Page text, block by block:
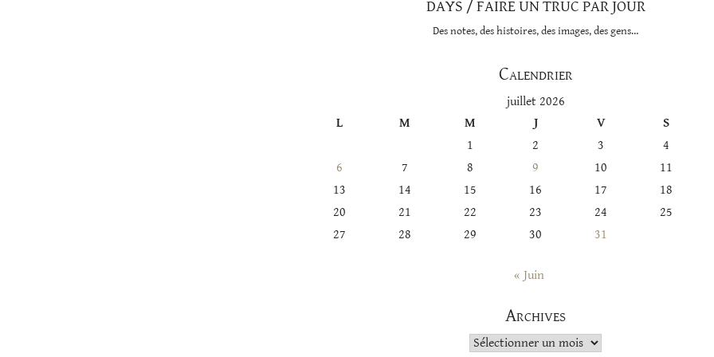
DAYS / FAIRE UN TRUC PAR JOUR
Des notes, des histoires, des images, des gens…
Calendrier
juillet 2026
L
M M J V S
1
2 3 4
6
7 8 9 10 11
13
14 15 16 17 18
20
21 22 23 24 25
27
28 29 30 31
« Juin
Archives
Archives